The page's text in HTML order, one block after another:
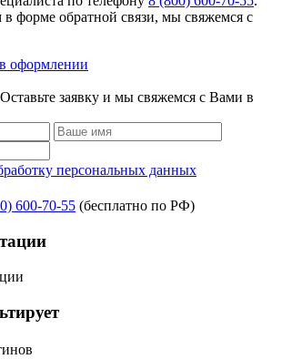
форме обратной связи, мы свяжемся с
оформлении
Оставьте заявку и мы свяжемся с Вами в
персональных данных
600-70-55 (бесплатно по РФ)